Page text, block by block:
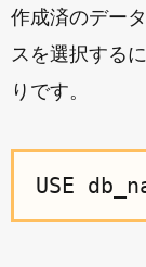
作成済のデー
スを選択する
りです。
USE